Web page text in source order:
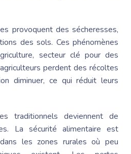
provoquent des sécheresses,
des sols. Ces phénomènes
secteur clé pour des
perdent des récoltes
diminuer, ce qui réduit leurs
traditionnels deviennent de
La sécurité alimentaire est
les zones rurales où peu